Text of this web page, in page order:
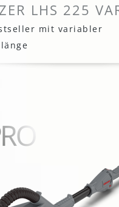
LHS 225
mit variabler